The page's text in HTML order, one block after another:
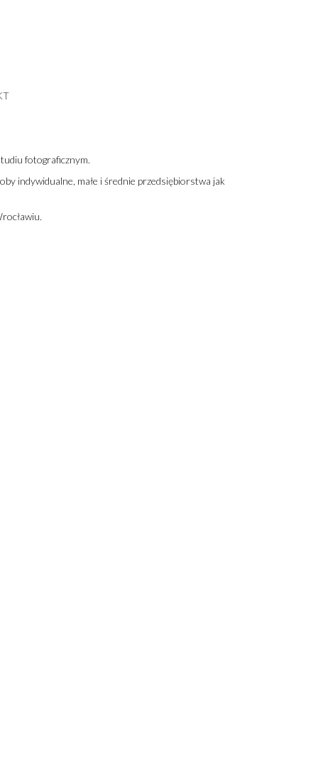
fotograficznym.
indywidualne, małe i średnie przedsiębiorstwa jak